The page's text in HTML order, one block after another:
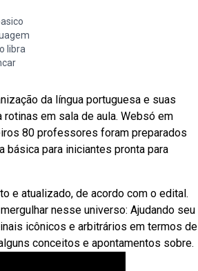
libra
da língua portuguesa e suas
em sala de aula. Websó em
80 professores foram preparados
básica para iniciantes pronta para
e atualizado, de acordo com o edital.
nesse universo: Ajudando seu
icônicos e arbitrários em termos de
conceitos e apontamentos sobre.